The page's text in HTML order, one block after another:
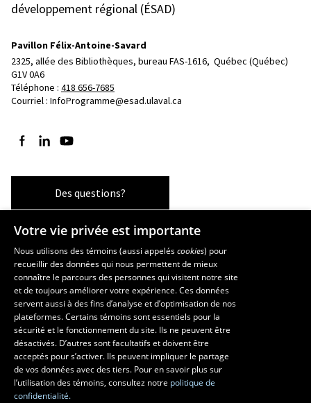
développement régional (ÉSAD)
Pavillon Félix-Antoine-Savard
2325, allée des Bibliothèques, bureau FAS-1616, Québec (Québec)
G1V 0A6
Téléphone : 418 656-7685
Courriel : InfoProgramme@esad.ulaval.ca
Suivez-nous sur Facebook
Suivez-nous sur LinkedIn
Suivez-nous sur YouTube
Des questions?
Les écoles et la recherche
École supérieure d’aménagement du territoire et de développement
régional
École d’architecture
École d’art
École de design
Centre de recherche en aménagement et développement
Votre vie privée est importante
Nous utilisons des témoins (aussi appeléscookies) pour
recueillir des données qui nous permettent de mieux
connaître le parcours des personnes qui visitent notre site
et de toujours améliorer votre expérience. Ces données
servent aussi à des fins d’analyse et d’optimisation de nos
plateformes. Certains témoins sont essentiels pour la
sécurité et le fonctionnement du site. Ils ne peuvent être
désactivés. D’autres sont facultatifs et doivent être
acceptés pour s’activer. Ils peuvent impliquer le partage
de vos données avec des tiers. Pour en savoir plus sur
l’utilisation des témoins, consultez notre politique de
confidentialité.